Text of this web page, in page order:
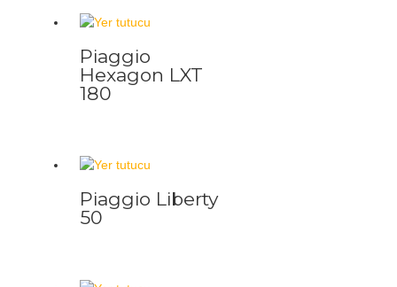
Piaggio
Hexagon LXT
180
Piaggio Liberty
50